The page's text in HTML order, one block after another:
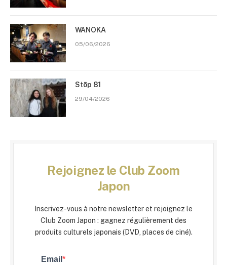
WANOKA
05/06/2026
Stōp 81
29/04/2026
Rejoignez le Club Zoom
Japon
Inscrivez-vous à notre newsletter et rejoignez le
Club Zoom Japon : gagnez régulièrement des
produits culturels japonais (DVD, places de ciné).
Email